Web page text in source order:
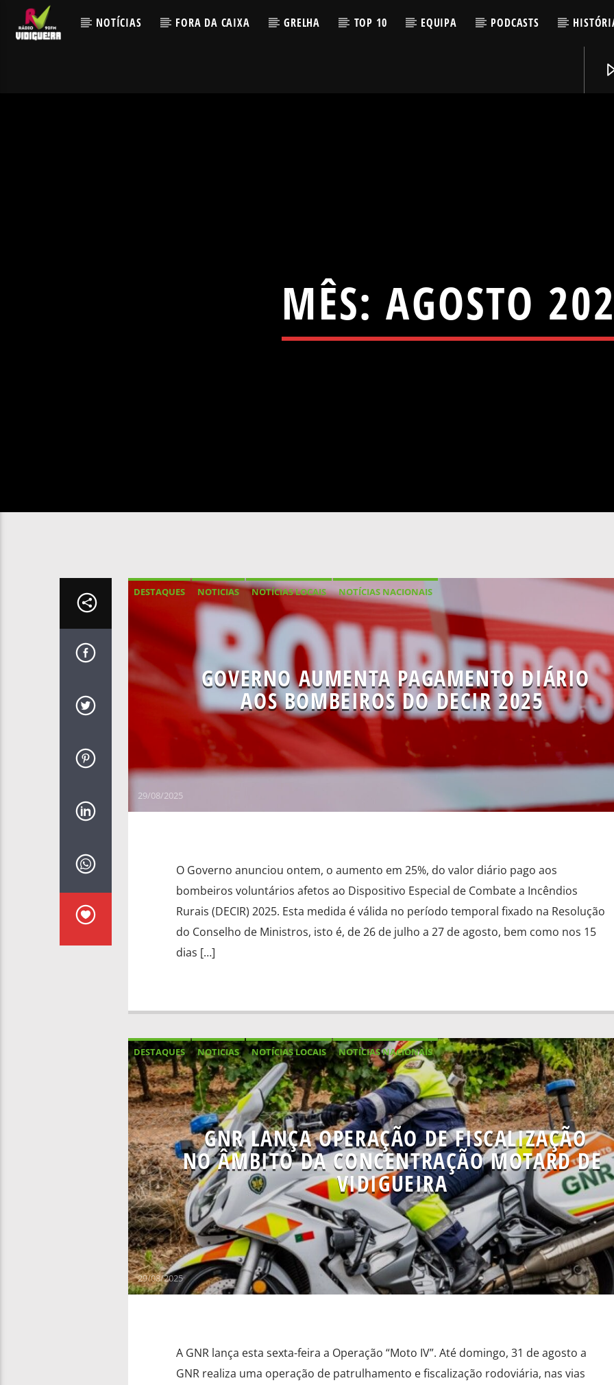
NOTÍCIAS FORA DA CAIXA GRELHA TOP 10 EQUIPA PODCASTS
MÊS:AGOSTO
DESTAQUES NOTICIAS NOTÍCIAS LOCAIS NOTÍCIAS NACIONAIS
GOVERNO AUMENTA PAGAMENTO DIÁRIO
AOS BOMBEIROS DO DECIR 2025
29/08/2025
O Governo anunciou ontem, o aumento em 25%, do valor diário pago aos
bombeiros voluntários afetos ao Dispositivo Especial de Combate a Incêndios
Rurais (DECIR) 2025. Esta medida é válida no período temporal fixado na Resolução
do Conselho de Ministros, isto é, de 26 de julho a 27 de agosto, bem como nos 15
dias […]
DESTAQUES NOTICIAS NOTÍCIAS LOCAIS NOTÍCIAS NACIONAIS
GNR LANÇA OPERAÇÃO DE FISCALIZAÇÃO
NO ÂMBITO DA CONCENTRAÇÃO MOTARD DE
VIDIGUEIRA
29/08/2025
A GNR lança esta sexta-feira a Operação “Moto IV”. Até domingo, 31 de agosto a
GNR realiza uma operação de patrulhamento e fiscalização rodoviária, nas vias